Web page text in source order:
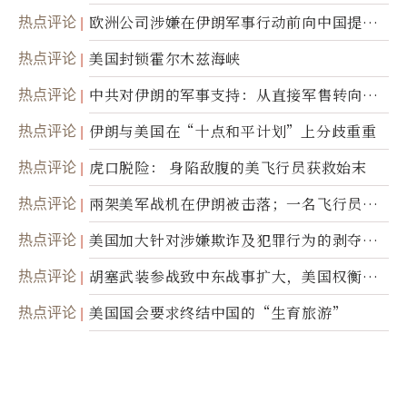
职责
热点评论
欧洲公司涉嫌在伊朗军事行动前向中国提供
美军基地的卫星图像
热点评论 美国封锁霍尔木兹海峡
热点评论
中共对伊朗的军事支持：从直接军售转向间
接技术转让
热点评论 伊朗与美国在“十点和平计划”上分歧重重
热点评论 虎口脱险： 身陷敌腹的美飞行员获救始末
热点评论
兩架美军战机在伊朗被击落；一名飞行员失
踪
热点评论
美国加大针对涉嫌欺诈及犯罪行为的剥夺公
民权力度
热点评论
胡塞武装参战致中东战事扩大，美国权衡地
面入侵的可能性
热点评论 美国国会要求终结中国的“生育旅游”